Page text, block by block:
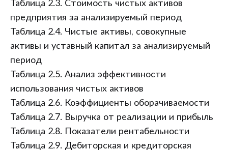
Таблица 2.3. Стоимость чистых активов
предприятия за анализируемый период
Таблица 2.4. Чистые активы, совокупные
активы и уставный капитал за анализируемый
период
Таблица 2.5. Анализ эффективности
использования чистых активов
Таблица 2.6. Коэффициенты оборачиваемости
Таблица 2.7. Выручка от реализации и прибыль
Таблица 2.8. Показатели рентабельности
Таблица 2.9. Дебиторская и кредиторская